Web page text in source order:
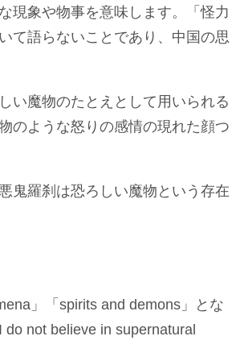
現象や物事を意味します。「怪力
て語らないことであり、中国の思
い魔物のたとえとして用いられる
のような怒りの感情の現れた顔つ
鬼羅刹は恐ろしい魔物という存在
」「spirits and demons」とな
not believe in supernatural